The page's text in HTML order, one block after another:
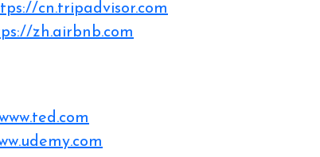
cn.tripadvisor.com
zh.airbnb.com